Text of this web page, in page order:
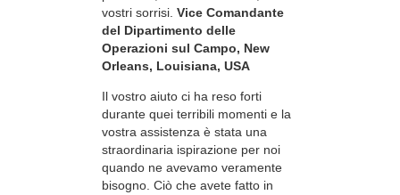
vostri sorrisi. Vice Comandante
del Dipartimento delle
Operazioni sul Campo, New
Orleans, Louisiana, USA
Il vostro aiuto ci ha reso forti
durante quei terribili momenti e la
vostra assistenza è stata una
straordinaria ispirazione per noi
quando ne avevamo veramente
bisogno. Ciò che avete fatto in